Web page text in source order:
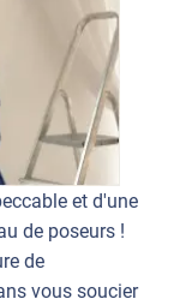
et d'une
de poseurs !
de
vous soucier